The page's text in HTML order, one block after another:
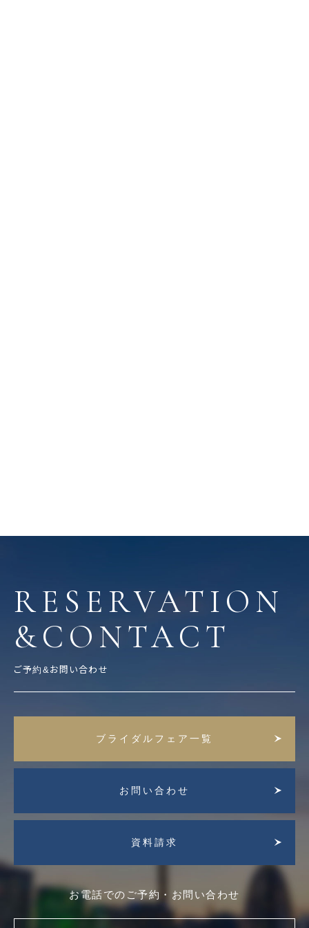
RESERVATION
&CONTACT
ご予約&お問い合わせ
ブライダルフェア一覧
お問い合わせ
資料請求
お電話でのご予約・お問い合わせ